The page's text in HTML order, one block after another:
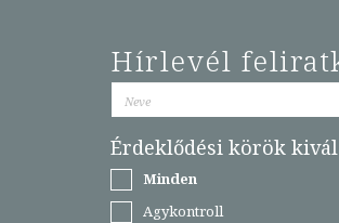
Hírlevél
Érdeklődési körök
Minden
Agykontroll